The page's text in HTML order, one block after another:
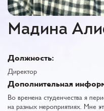
Мадина
Должность:
Директор
Дополнительная
Во времена студенчества я
на разных мероприятиях. Мне